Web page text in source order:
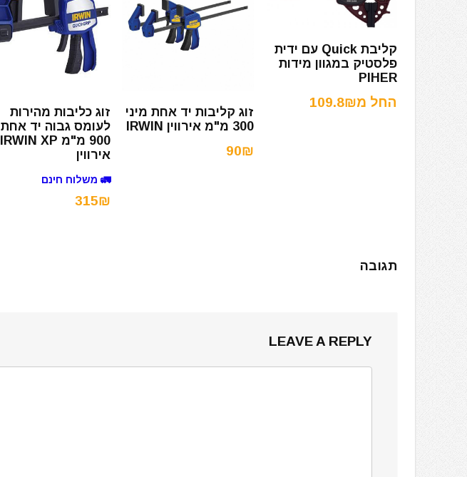
קליבת Quick עם ידית
פלסטיק במגוון מידות
PIHER
החל מ109.8₪
זוג קליבות יד אחת מיני
300 מ"מ אירווין IRWIN
90₪
זוג כליבות מהירות
לעומס גבוה יד אחת
900 מ"מ IRWIN XP
אירווין
🚛 משלוח חינם
315₪
תגובה
LEAVE A REPLY